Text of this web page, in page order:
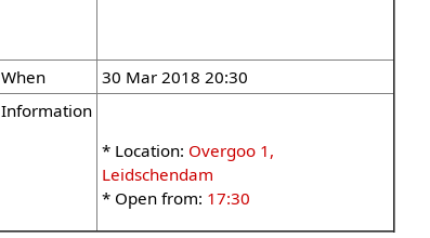
When
30 Mar 2018 20:30
Information
* Location: Overgoo 1,
Leidschendam
* Open from: 17:30